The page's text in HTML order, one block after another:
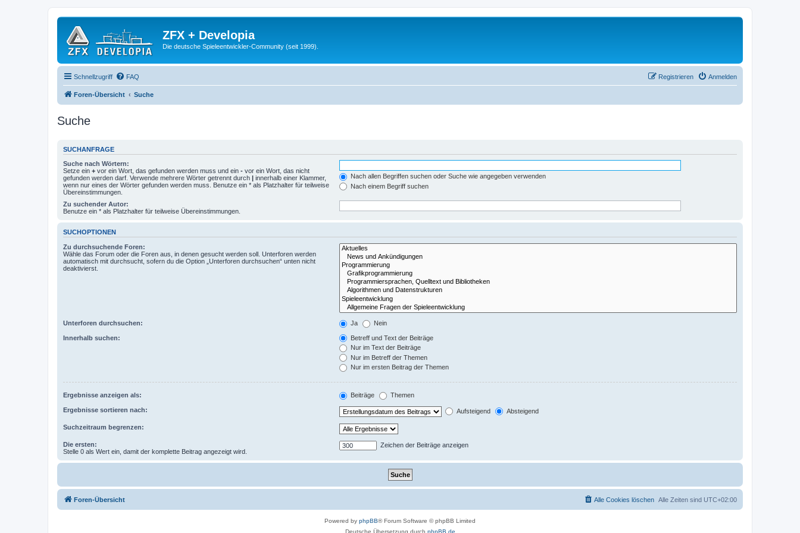
ZFX + Developia
Die deutsche Spieleentwickler-Community (seit 1999).
Schnellzugriff FAQ Anmelden
Registrieren
Foren-Übersicht Suche
Suche
SUCHANFRAGE
Suche nach Wörtern:
Setze ein + vor ein Wort, das gefunden werden muss und ein - vor ein Wort, das nicht
gefunden werden darf. Verwende mehrere Wörter getrennt durch | innerhalb einer Klammer,
wenn nur eines der Wörter gefunden werden muss. Benutze ein * als Platzhalter für teilweise
Übereinstimmungen.
Nach allen Begriffen suchen oder Suche wie angegeben verwenden
Nach einem Begriff suchen
Zu suchender Autor:
Benutze ein * als Platzhalter für teilweise Übereinstimmungen.
SUCHOPTIONEN
Zu durchsuchende Foren:
Wähle das Forum oder die Foren aus, in denen gesucht werden soll. Unterforen werden
automatisch mit durchsucht, sofern du die Option „Unterforen durchsuchen“ unten nicht
deaktivierst.
Unterforen durchsuchen: Ja Nein
Innerhalb suchen:
Betreff und Text der Beiträge
Nur im Text der Beiträge
Nur im Betreff der Themen
Nur im ersten Beitrag der Themen
Ergebnisse anzeigen als: Beiträge Themen
Ergebnisse sortieren nach: Aufsteigend Absteigend
Suchzeitraum begrenzen:
Die ersten:
Stelle 0 als Wert ein, damit der komplette Beitrag angezeigt wird.
Zeichen der Beiträge anzeigen
Foren-Übersicht Alle Zeiten sind UTC+02:00
Alle Cookies löschen
Powered by phpBB® Forum Software © phpBB Limited
Deutsche Übersetzung durch phpBB.de